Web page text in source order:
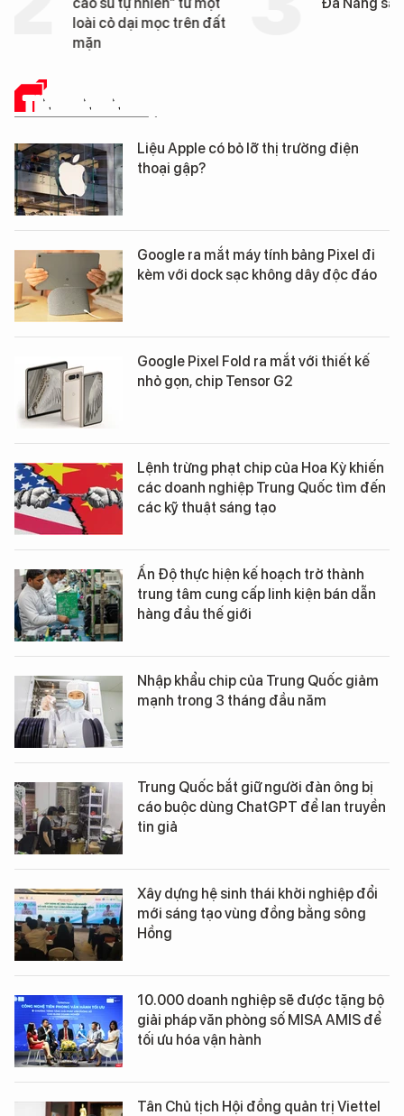
loài cỏ dại mọc trên đất
TIN CÔNG NGHỆ
Liệu Apple có bỏ lỡ thị trường điện
thoại gập?
Google ra mắt máy tính bảng Pixel đi
kèm với dock sạc không dây độc đáo
Google Pixel Fold ra mắt với thiết kế
nhỏ gọn, chip Tensor G2
Lệnh trừng phạt chip của Hoa Kỳ khiến
các doanh nghiệp Trung Quốc tìm đến
các kỹ thuật sáng tạo
Ấn Độ thực hiện kế hoạch trở thành
trung tâm cung cấp linh kiện bán dẫn
hàng đầu thế giới
Nhập khẩu chip của Trung Quốc giảm
mạnh trong 3 tháng đầu năm
Trung Quốc bắt giữ người đàn ông bị
cáo buộc dùng ChatGPT để lan truyền
tin giả
Xây dựng hệ sinh thái khởi nghiệp đổi
mới sáng tạo vùng đồng bằng sông
Hồng
10.000 doanh nghiệp sẽ được tặng bộ
giải pháp văn phòng số MISA AMIS để
tối ưu hóa vận hành
Tân Chủ tịch Hội đồng quản trị Viettel